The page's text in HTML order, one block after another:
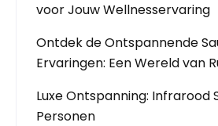
voor Jouw Wellnesservaring
Ontdek de Ontspannende
Ervaringen: Een Wereld van
Luxe Ontspanning: Infrarood
Personen